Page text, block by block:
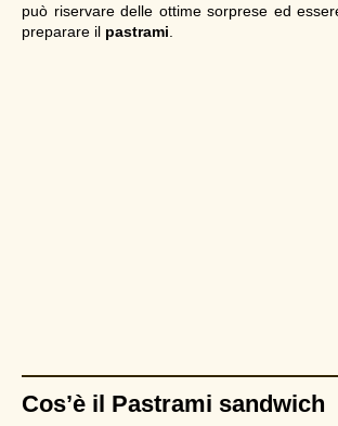
può riservare delle ottime sorprese ed
preparare il pastrami
Cos’è il Pastrami sandwich